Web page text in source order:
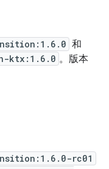
和
ktx:1.6.0 。版本
rc01